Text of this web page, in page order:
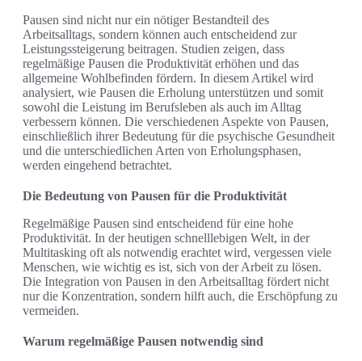
Pausen sind nicht nur ein nötiger Bestandteil des
Arbeitsalltags, sondern können auch entscheidend zur
Leistungssteigerung beitragen. Studien zeigen, dass
regelmäßige Pausen die Produktivität erhöhen und das
allgemeine Wohlbefinden fördern. In diesem Artikel wird
analysiert, wie Pausen die Erholung unterstützen und somit
sowohl die Leistung im Berufsleben als auch im Alltag
verbessern können. Die verschiedenen Aspekte von Pausen,
einschließlich ihrer Bedeutung für die psychische Gesundheit
und die unterschiedlichen Arten von Erholungsphasen,
werden eingehend betrachtet.
Die Bedeutung von Pausen für die Produktivität
Regelmäßige Pausen sind entscheidend für eine hohe
Produktivität. In der heutigen schnelllebigen Welt, in der
Multitasking oft als notwendig erachtet wird, vergessen viele
Menschen, wie wichtig es ist, sich von der Arbeit zu lösen.
Die Integration von Pausen in den Arbeitsalltag fördert nicht
nur die Konzentration, sondern hilft auch, die Erschöpfung zu
vermeiden.
Warum regelmäßige Pausen notwendig sind